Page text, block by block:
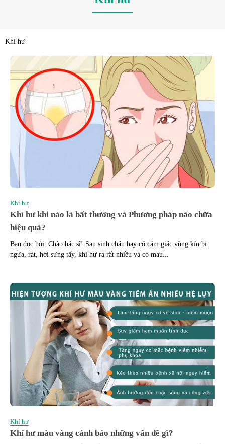
Khí hư
Khí hư
Khí hư khi nào là bất thường và Phương pháp nào chữa
hiệu quả?
Bạn đọc hỏi: Chào bác sĩ! Sau sinh cháu hay có cảm giác vùng kín bị
ngứa, rát, hơi sưng tấy, khi hư ra rất nhiều và có màu...
Khí hư
Khí hư màu vàng cảnh báo những vấn đề gì?